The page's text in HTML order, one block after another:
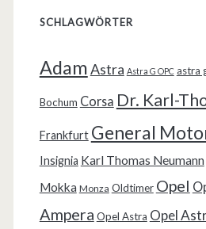
SCHLAGWÖRTER
AdamAstra Astra G OPC astra
Bochum Corsa Dr. Karl-
Frankfurt General
Insignia Karl Thomas Neumann
Mokka Monza Oldtimer Opel
Ampera Opel Astra Opel